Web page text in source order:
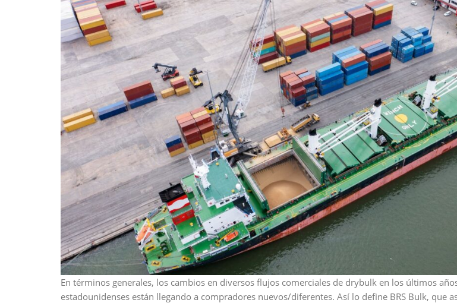
En términos generales, los cambios en diversos flujos comerciales de drybulk en los últimos
estadounidenses están llegando a compradores nuevos/diferentes. Así lo define BRS Bulk, que